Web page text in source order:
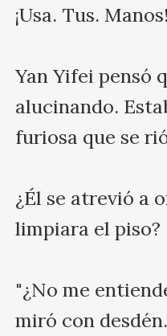
¡Usa. Tus.
Yan Yifei pensó
alucinando.
furiosa que se
¿Él se atrevió a
limpiara el piso?
"¿No me
miró con